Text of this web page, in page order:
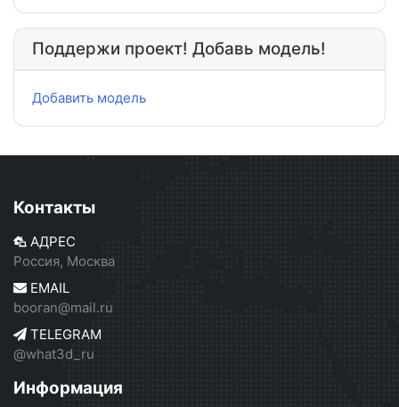
Поддержи проект! Добавь модель!
Добавить модель
Контакты
АДРЕС
Россия, Москва
EMAIL
booran@mail.ru
TELEGRAM
@what3d_ru
Информация